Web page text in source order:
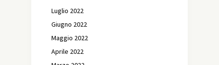
Luglio 2022
Giugno 2022
Maggio 2022
Aprile 2022